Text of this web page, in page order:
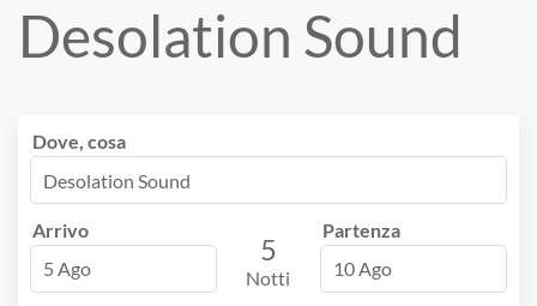
Desolation Sound
Dove, cosa
Arrivo
5 Ago
5
Notti
Partenza
10 Ago